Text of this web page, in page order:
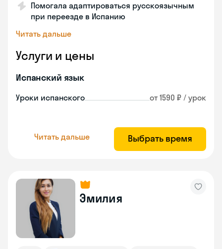
Помогала адаптироваться русскоязычным
при переезде в Испанию
Читать дальше
Услуги и цены
Испанский язык
Уроки испанского от 1590 ₽ / урок
Читать дальше Выбрать время
Эмилия